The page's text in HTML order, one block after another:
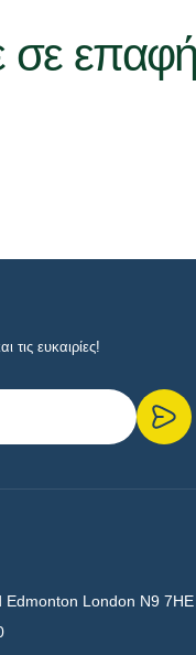
σε
ευκαιρίες!
Edmonton London N9 7HE